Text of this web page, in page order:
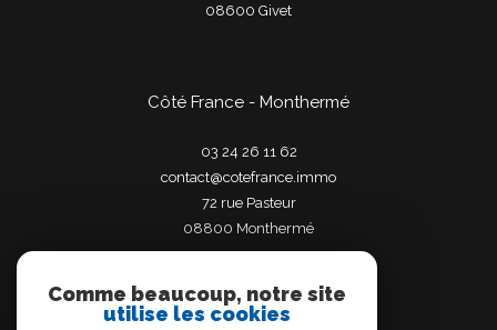
08600
givet
Côté France - Monthermé
03 24 26 11 62
contact@cotefrance.immo
72 rue Pasteur
08800
monthermé
Adhérents
Comme beaucoup, notre site
utilise les cookies